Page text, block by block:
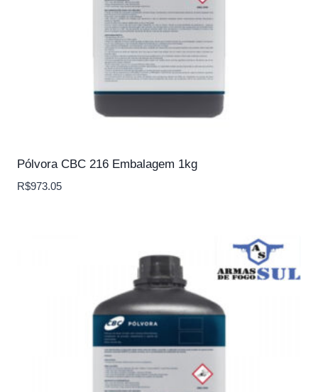
Pólvora CBC 216 Embalagem 1kg
R$973.05